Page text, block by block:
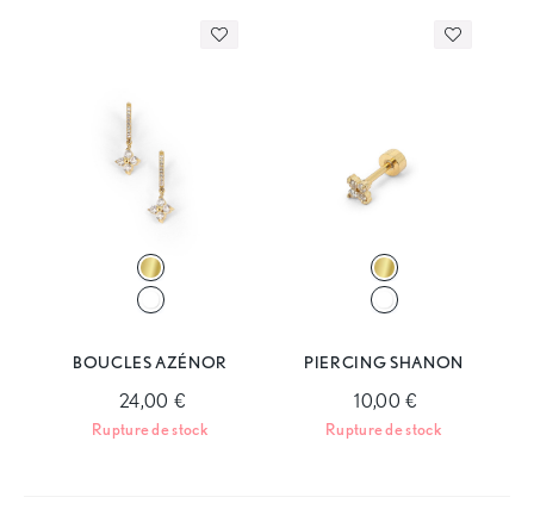
BOUCLES AZÉNOR
24,00 €
Rupture de stock
PIERCING SHANON
10,00 €
Rupture de stock